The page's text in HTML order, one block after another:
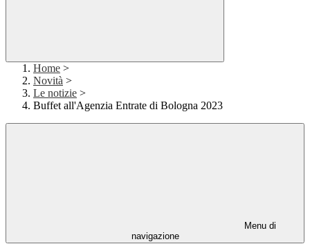
Home >
Novità >
Le notizie >
Buffet all'Agenzia Entrate di Bologna 2023
Menu di
navigazione